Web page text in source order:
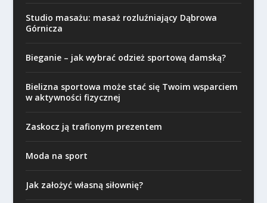
Studio masażu: masaż rozluźniający Dąbrowa
Górnicza
Bieganie – jak wybrać odzież sportową damską?
Bielizna sportowa może stać się Twoim wsparciem
w aktywności fizycznej
Zaskocz ją trafionym prezentem
Moda na sport
Jak założyć własną siłownię?